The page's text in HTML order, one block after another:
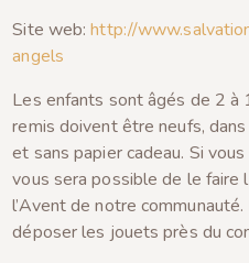
Site web:http://
angels
Les enfants sont âgés de 2
remis doivent être neufs,
et sans papier cadeau. Si
vous sera possible de le faire
l’Avent de notre
déposer les jouets près du